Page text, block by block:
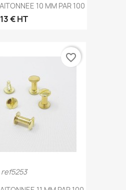
10 MM PAR 100
13 € HT
ref5253
favorite_border